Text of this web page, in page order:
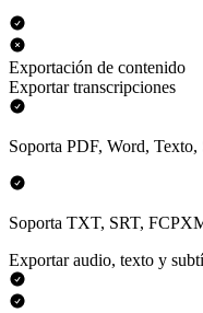
Exportación de contenido
Exportar transcripciones
Soporta PDF, Word,
Soporta TXT, SRT,
Exportar audio, texto y